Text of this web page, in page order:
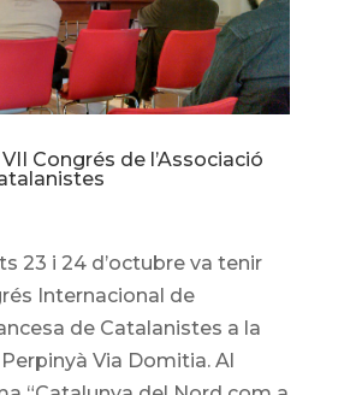
Congrés de l’Associació
23 i 24 d’octubre va tenir
Internacional de
de Catalanistes a la
Via Domitia. Al